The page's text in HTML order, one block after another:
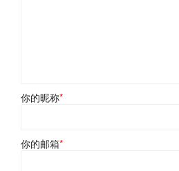
你的昵称*
你的邮箱*